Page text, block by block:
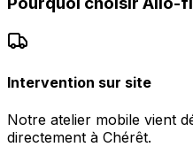
Intervention sur site
Notre atelier mobile vient
directement à Chérêt.